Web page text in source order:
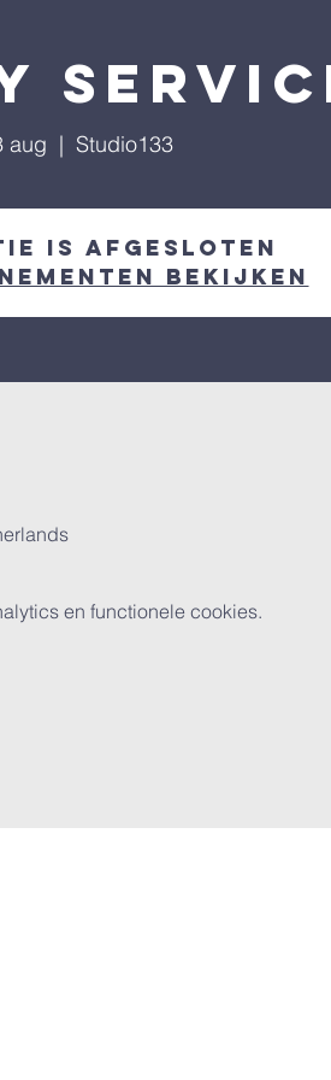
aug
  |
Studio133
is afgesloten
bekijken
en functionele cookies.